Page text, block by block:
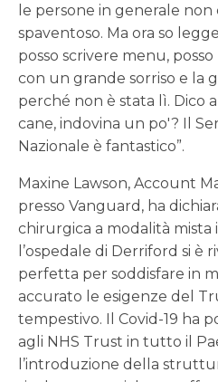
le persone in generale non
spaventoso. Ma ora so
posso scrivere menu,
con un grande sorriso e la
perché non è stata lì. Dico
cane, indovina un po'? Il
Nazionale è fantastico”.
Maxine Lawson, Account
presso Vanguard, ha
chirurgica a modalità mista
l’ospedale di Derriford si è
perfetta per soddisfare in
accurato le esigenze del
tempestivo. Il Covid-19 ha
agli NHS Trust in tutto il
l’introduzione della